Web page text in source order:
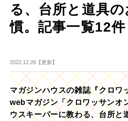
る、台所と道具
慣。記事一覧12件
2022.12.26【更新】
マガジンハウスの雑誌『クロワ
webマガジン「クロワッサンオ
ウスキーパーに教わる、台所と